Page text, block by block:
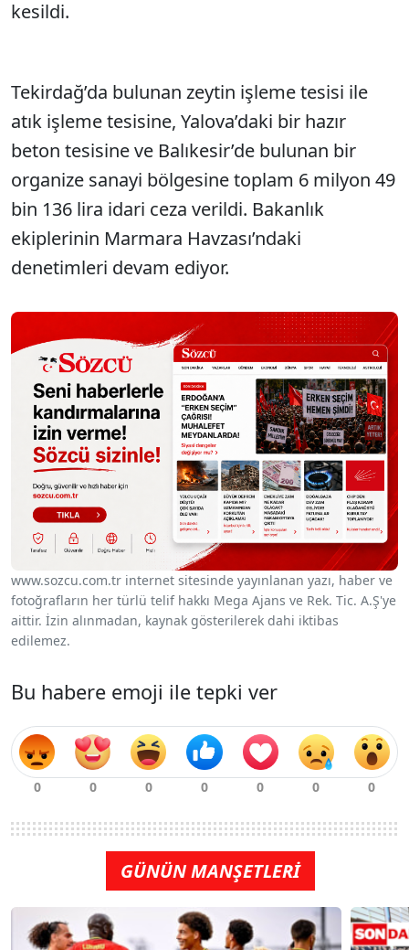
kesildi.
Tekirdağ’da bulunan zeytin işleme tesisi ile
atık işleme tesisine, Yalova’daki bir hazır
beton tesisine ve Balıkesir’de bulunan bir
organize sanayi bölgesine toplam 6 milyon 49
bin 136 lira idari ceza verildi. Bakanlık
ekiplerinin Marmara Havzası’ndaki
denetimleri devam ediyor.
www.sozcu.com.tr internet sitesinde yayınlanan yazı, haber ve
fotoğrafların her türlü telif hakkı Mega Ajans ve Rek. Tic. A.Ş'ye
aittir. İzin alınmadan, kaynak gösterilerek dahi iktibas
edilemez.
Bu habere emoji ile tepki ver
GÜNÜN MANŞETLERİ